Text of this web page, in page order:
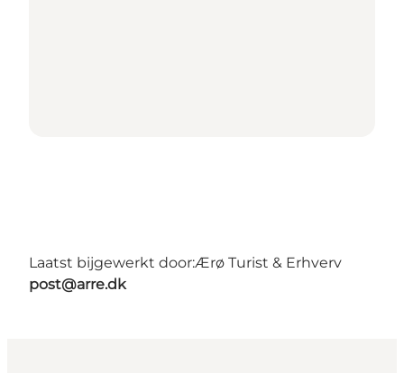
Laatst bijgewerkt door:Ærø Turist & Erhverv
post@arre.dk